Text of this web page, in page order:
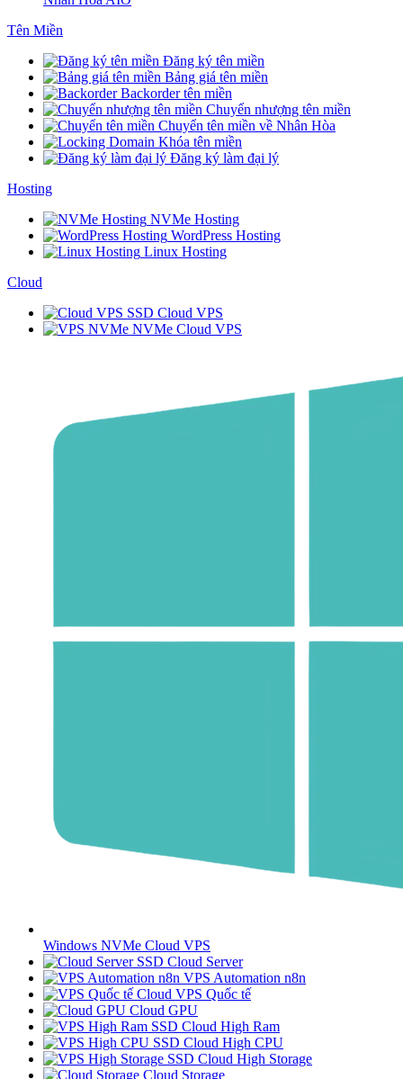
Tên Miền
Đăng ký tên miền
Bảng giá tên miền
Backorder tên miền
Chuyển nhượng tên miền
Chuyển tên miền về Nhân Hòa
Khóa tên miền
Đăng ký làm đại lý
Hosting
NVMe Hosting
WordPress Hosting
Linux Hosting
Cloud
SSD Cloud VPS
NVMe Cloud VPS
Windows NVMe Cloud VPS
SSD Cloud Server
VPS Automation n8n
Cloud VPS Quốc tế
Cloud GPU
SSD Cloud High Ram
SSD Cloud High CPU
SSD Cloud High Storage
Cloud Storage